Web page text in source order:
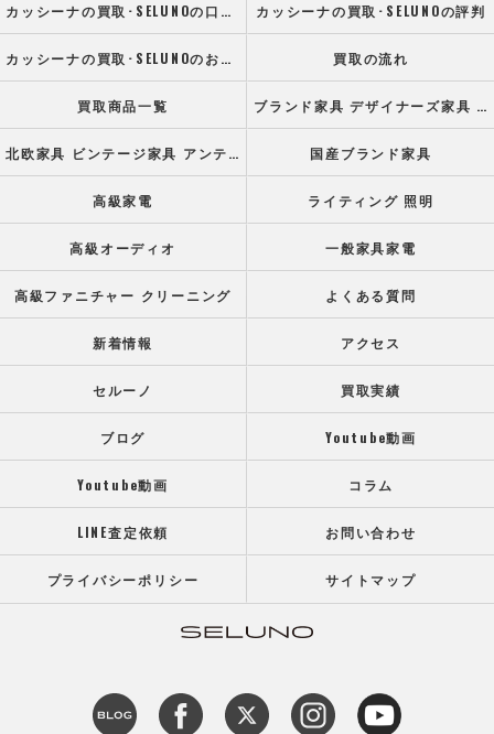
カッシーナの買取･SELUNOの口コミ情報 カッシーナの買取･SELUNOの評判
カッシーナの買取･SELUNOのお客様の声 買取の流れ
買取商品一覧 ブランド家具 デザイナーズ家具 高級オフィス家具
北欧家具 ビンテージ家具 アンティーク家具 国産ブランド家具
高級家電 ライティング 照明
高級オーディオ 一般家具家電
高級ファニチャー クリーニング よくある質問
新着情報 アクセス
セルーノ 買取実績
ブログ Youtube動画
Youtube動画 コラム
LINE査定依頼 お問い合わせ
プライバシーポリシー サイトマップ